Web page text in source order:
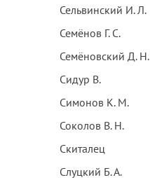
Сельвинский И. Л.
Семёнов Г. С.
Семёновский Д. Н.
Сидур В.
Симонов К. М.
Соколов В. Н.
Скиталец
Слуцкий Б. А.